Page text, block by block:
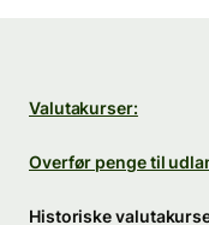
Valutakurser:
Overfør penge til
Historiske